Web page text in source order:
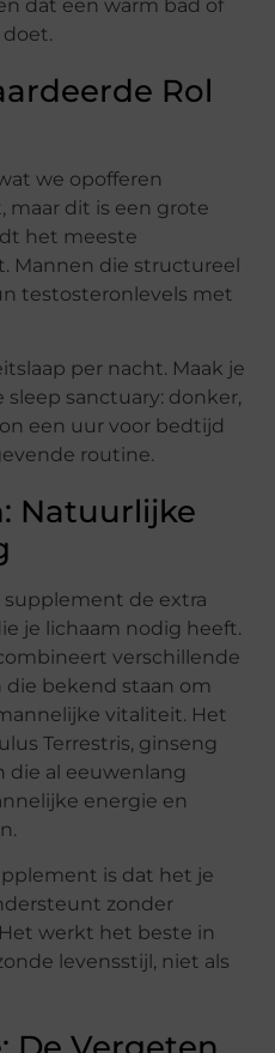
dat een warm bad of
Rol
we opofferen
maar dit is een grote
het meeste
Mannen die structureel
testosteronlevels met
per nacht. Maak je
sanctuary: donker,
een uur voor bedtijd
routine.
Natuurlijke
de extra
je lichaam nodig heeft.
verschillende
bekend staan om
vitaliteit. Het
Terrestris, ginseng
die al eeuwenlang
energie en
is dat het je
zonder
werkt het beste in
levensstijl, niet als